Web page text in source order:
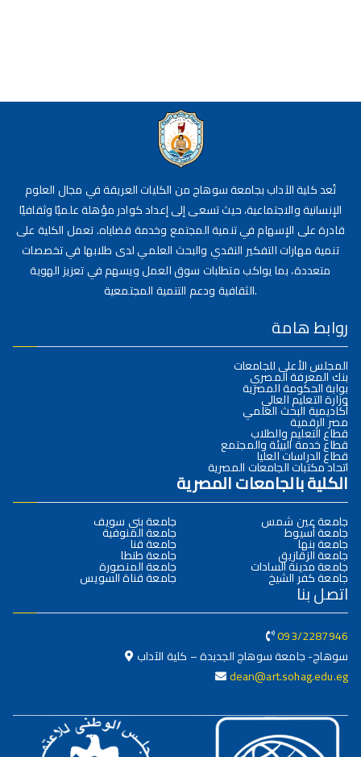
تُعد كلية الآداب بجامعة سوهاج من الكليات العريقة في مجال العلوم
الإنسانية والاجتماعية، حيث تسعى إلى إعداد كوادر مؤهلة علميًا وثقافيًا
قادرة على الإسهام في تنمية المجتمع وخدمة قضاياه. تعمل الكلية على
تنمية مهارات التفكير النقدي والبحث العلمي لدى طلابها في تخصصات
متعددة، بما يواكب متطلبات سوق العمل ويسهم في تعزيز الهوية
الثقافية ودعم التنمية المجتمعية.
روابط هامة
المجلس الأعلى للجامعات
بنك المعرفة المصري
بوابة الحكومة المصرية
وزارة التعليم العالي
أكاديمية البحث العلمي
مصر الرقمية
قطاع التعليم والطلاب
قطاع خدمة البيئة والمجتمع
قطاع الدراسات العليا
اتحاد مكتبات الجامعات المصرية
الكلية بالجامعات المصرية
جامعة عين شمس
جامعة أسيوط
جامعة بنها
جامعة الزقازيق
جامعة مدينة السادات
جامعة كفر الشيخ
جامعة بني سويف
جامعة المنوفية
جامعة قنا
جامعة طنطا
جامعة المنصورة
جامعة قناة السويس
اتصل بنا
093/2287946
سوهاج- جامعة سوهاج الجديدة – كلية الآداب
dean@art.sohag.edu.eg